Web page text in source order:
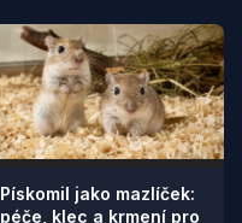
Pískomil jako mazlíček:
péče, klec a krmení pro